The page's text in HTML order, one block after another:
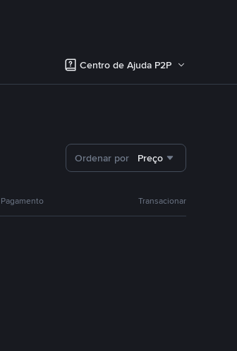
Centro de Ajuda P2P
Ordenar por Preço
Pagamento Transacionar